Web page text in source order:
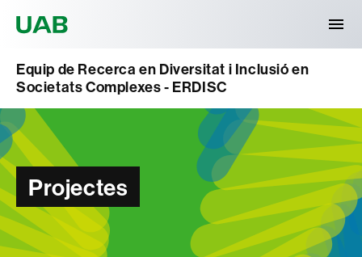
Equip de Recerca en Diversitat i Inclusió en
Societats Complexes - ERDISC
Projectes